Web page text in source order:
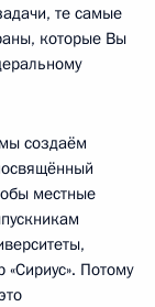
те самые
которые Вы
создаём
местные
«Сириус». Потому